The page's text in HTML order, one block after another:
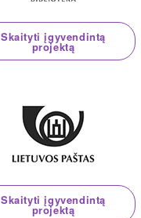
Skaityti įgyvendintą
projektą
Skaityti įgyvendintą
projektą